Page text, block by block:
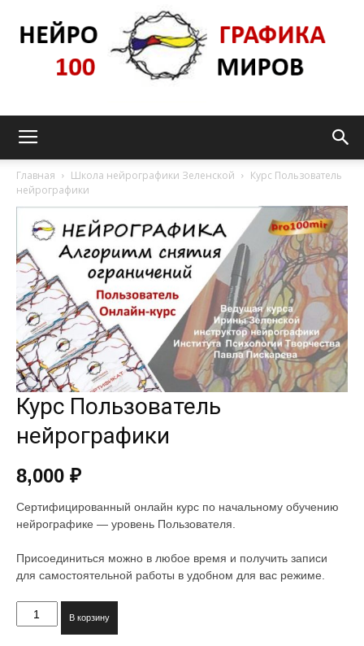
Главная Школа нейрографики Зеленской
Курс Пользователь
нейрографики
Курс Пользователь
нейрографики
8,000 ₽
Сертифицированный онлайн курс по начальному обучению
нейрографике — уровень Пользователя.
Присоединиться можно в любое время и получить записи
для самостоятельной работы в удобном для вас режиме.
Количество
товара
В корзину